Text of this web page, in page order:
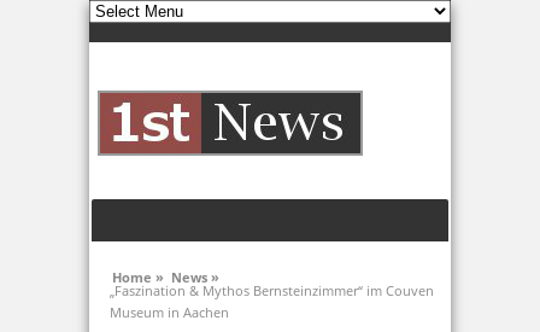
Home » News »
„Faszination & Mythos Bernsteinzimmer“ im Couven
Museum in Aachen